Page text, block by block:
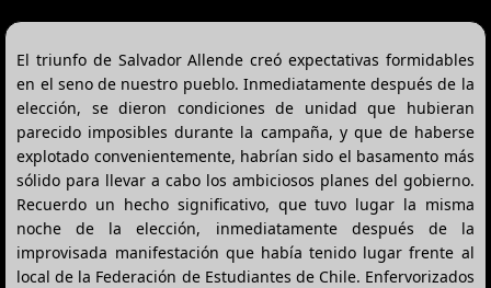
El triunfo de Salvador Allende creó expectativas formidables
en el seno de nuestro pueblo. Inmediatamente después de la
elección, se dieron condiciones de unidad que hubieran
parecido imposibles durante la campaña, y que de haberse
explotado convenientemente, habrían sido el basamento más
sólido para llevar a cabo los ambiciosos planes del gobierno.
Recuerdo un hecho significativo, que tuvo lugar la misma
noche de la elección, inmediatamente después de la
improvisada manifestación que había tenido lugar frente al
local de la Federación de Estudiantes de Chile. Enfervorizados